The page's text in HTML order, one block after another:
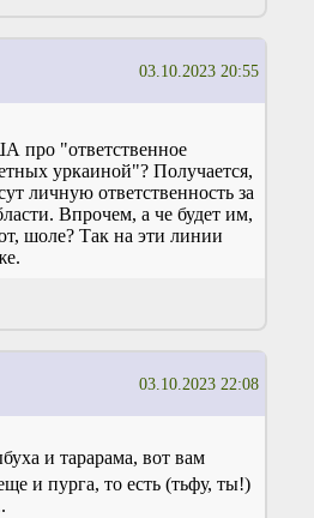
03.10.2023 20:55
про "ответственное
уркаиной"? Получается,
личную ответственность за
Впрочем, а че будет им,
шоле? Так на эти линии
03.10.2023 22:08
и тарарама, вот вам
и пурга, то есть (тьфу, ты!)